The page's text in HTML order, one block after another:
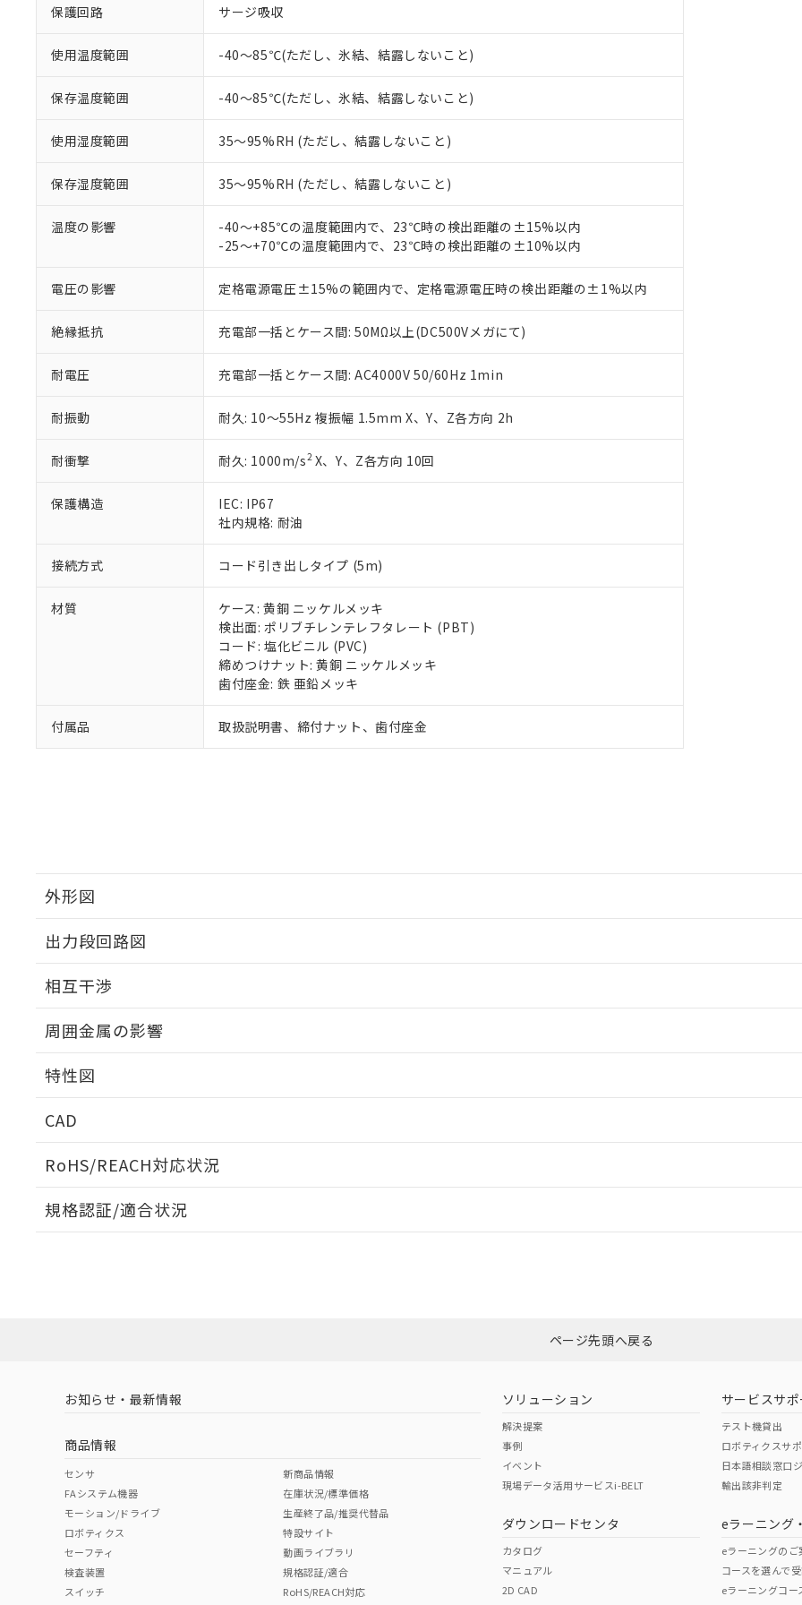
保護回路 サージ吸収
使用温度範囲 -40～85℃(ただし、氷結、結露しないこと)
保存温度範囲 -40～85℃(ただし、氷結、結露しないこと)
使用湿度範囲 35～95%RH (ただし、結露しないこと)
保存湿度範囲 35～95%RH (ただし、結露しないこと)
温度の影響
-40～+85℃の温度範囲内で、23℃時の検出距離の±15%以内
-25～+70℃の温度範囲内で、23℃時の検出距離の±10%以内
電圧の影響 定格電源電圧±15%の範囲内で、定格電源電圧時の検出距離の±1%以内
絶縁抵抗 充電部一括とケース間: 50MΩ以上(DC500Vメガにて)
耐電圧 充電部一括とケース間: AC4000V 50/60Hz 1min
耐振動 耐久: 10～55Hz 複振幅 1.5mm X、Y、Z各方向 2h
耐衝撃 耐久: 1000m/s2X、Y、Z各方向 10回
保護構造
IEC: IP67
社内規格: 耐油
接続方式 コード引き出しタイプ (5m)
材質
ケース: 黄銅 ニッケルメッキ
検出面: ポリブチレンテレフタレート (PBT)
コード: 塩化ビニル (PVC)
締めつけナット: 黄銅 ニッケルメッキ
歯付座金: 鉄 亜鉛メッキ
付属品 取扱説明書、締付ナット、歯付座金
外形図
出力段回路図
相互干渉
A: 100mm以上、B: 70mm以上
周囲金属の影響
特性図
検出領域
CAD
RoHS/REACH対応状況
EU RoHS 注意事項・凡例
ダウンロードはこちら
中国 RoHS 注意事項・凡例
中国 RoHS表
Pb Hg Cr(VI)
規格認証/適合状況
（イギリス
（ノルウェー
（日本
（アメリカ
この製品の規格認証/適合
その他の認証はこちらのページからご
本サービスは、当社制御機器事業取扱商品の当社在庫状況および標準価格(税抜)を
くものです。
在庫状況および標準価格照会結果は、記載している更新日時点での社内データに
のであり、閲覧された時点での実際の在庫および標準価格とは異なる場合があるこ
正式な納期状況および標準価格はお客様のお取引先、またはお客様担当のオムロ
当社販売員にご相談ください。
オムロン制御機器販売店や当社販売拠点は「
在庫状況および標準価格結果を当社の事前の承諾なく第三者に漏洩または開示しな
す。
マイパーツ機能（部品リスト作成サービス）をご利用いただくには、I-Webメンバ
が、当社の製品・サービスに関するお客様との取引・商談に必要な範囲で利用する
さい。
※当社の共同利用者とは、"個人情報の共同利用に関して"
いる法人を指します。
*EU RoHS指令（10物質）：
鉛(Pb) 1000ppm以下、 水銀(Hg) 1000ppm以下、 カドミウム(Cd) 100ppm以下、
六価クロム(Cr(Ⅵ)) 1000ppm以下、ポリ臭化ビフェニル類(PBB) 1000ppm以下、ポリ臭化ジフェニルエーテル類
フタル酸ビス(2-エチルヘキシル) (DEHP)(別名：DOP) 1000ppm以下、フタル酸ブチルベンジル（BBP）
但し、RoHS指令で産業用監視および制御機器に対する適用除外項目は除く。
※2 対応予定月
部品在庫の切り替え状況などにより、予定月が前後することがあります。
※3 非含有証明書ダウンロード
EU RoHS指令（10物質）の非含有証明書
51物質の非含有証明書（当社基準）
※本証明書は発行日時点で非含有を証明するもので、過去に遡って非含有を証明するも
また、RoHS指令のフタル酸エステル類４物質の対応では、対応完了までの期間は出
混在することから備考欄に対応日を記載しておりました。
既に当社にて対応品への在庫切替を完了していることから、特段のことがない限り、
り割愛しております。
「－」：未確認です。当社販売部門へお問い合わせください。
Pb(鉛) :1000ppm、 Hg(水銀) : 1000ppm、 Cd(カドミウム) : 100ppm、
Cr(Ⅵ)(六価クロム) : 1000ppm、 PBBs(ポリ臭化ビフェニル類) : 1000ppm、 PBDEs(ポリ臭化ジフェニルエーテ
DBP(フタル酸ジブチル) : 1000ppm、 DIBP(フタル酸ジイソブチル) : 1000ppm、 BBP(フタル酸ブチルベンジル) :
DEHP(フタル酸ビス(2-エチルヘキシル)) : 1000ppm
※2 環境保護使用期限
「ｅ」：有害物質（10物質）のすべてが基準値以下であることを示します。
「10」：通常の使用状況下において有害物質が外部に漏えいし、環境に深刻な影響を及
味します。
「－」：未確認です。当社販売部門へお問い合わせください。
当社は、これら貴社製品のうち、外国為替および外国貿易法に定める商品（以下｢
う）を輸出または国外への提供する場合は、日本国政府の輸出許可(または役務取
などの必要な手続きをとります。
当社は規制貨物を破棄する場合は、完全に破砕するなど、違法に輸出されないよ
置等に一切使用いたしません。
当社は、貴社製品を第三者に販売する場合は、上記1、2および3の内容を当該第三
また当社は、販売先および販売に係わる関係者が違法に輸出するおそれがある場合
たしません。
記
号
説明
○ 一定数以上の在庫あり
△ 一定数には満たないが在庫あり
－
在庫なし(最新の在庫状況については、お客様のお取引先、またはお客様担当
機器販売店・当社販売員にご確認ください)
空
白
受注生産機種、また在庫状況の情報を公開していない機種
ページ先頭へ戻る
お知らせ・最新情報
商品情報
センサ
FAシステム機器
モーション/ドライブ
ロボティクス
セーフティ
検査装置
スイッチ
新商品情報
在庫状況/標準価格
生産終了品/推奨代替品
特設サイト
動画ライブラリ
規格認証/適合
RoHS/REACH対応
ソリューション
解決提案
事例
イベント
現場データ活用サービスi-BELT
ダウンロードセンタ
カタログ
マニュアル
2D CAD
サービスサポ
テスト機貸出
ロボティクスサ
日本語相談窓口
輸出該非判定
eラーニング
eラーニングのご
コースを選んで
eラーニングコー